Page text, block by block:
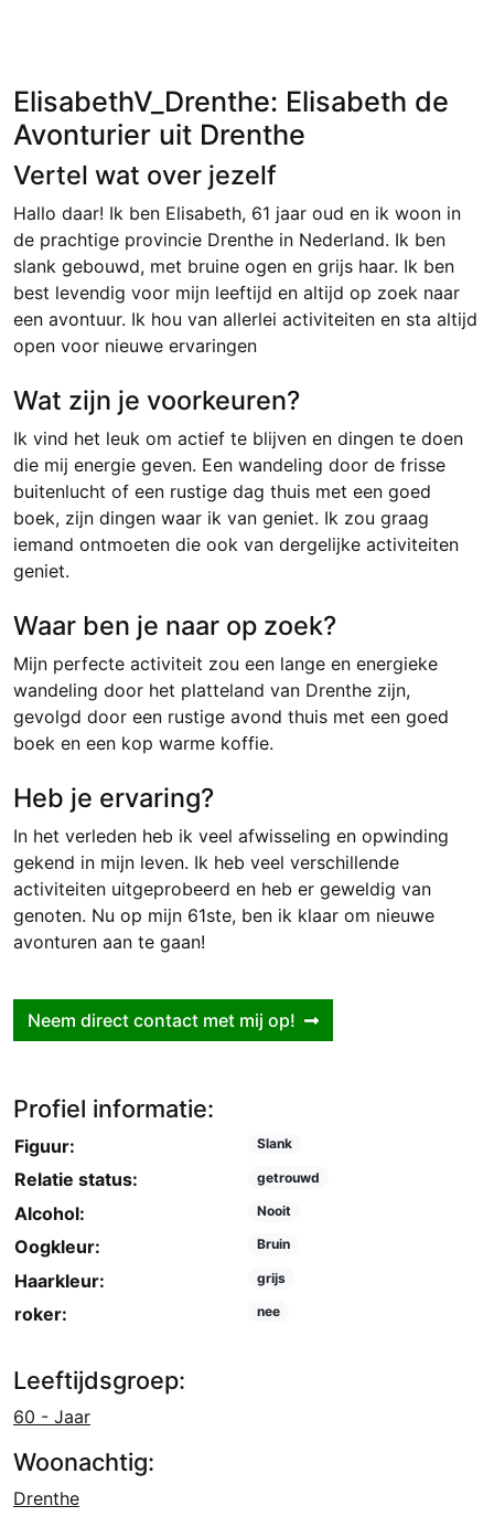
ElisabethV_Drenthe: Elisabeth de
Avonturier uit Drenthe
Vertel wat over jezelf
Hallo daar! Ik ben Elisabeth, 61 jaar oud en ik woon in
de prachtige provincie Drenthe in Nederland. Ik ben
slank gebouwd, met bruine ogen en grijs haar. Ik ben
best levendig voor mijn leeftijd en altijd op zoek naar
een avontuur. Ik hou van allerlei activiteiten en sta altijd
open voor nieuwe ervaringen
Wat zijn je voorkeuren?
Ik vind het leuk om actief te blijven en dingen te doen
die mij energie geven. Een wandeling door de frisse
buitenlucht of een rustige dag thuis met een goed
boek, zijn dingen waar ik van geniet. Ik zou graag
iemand ontmoeten die ook van dergelijke activiteiten
geniet.
Waar ben je naar op zoek?
Mijn perfecte activiteit zou een lange en energieke
wandeling door het platteland van Drenthe zijn,
gevolgd door een rustige avond thuis met een goed
boek en een kop warme koffie.
Heb je ervaring?
In het verleden heb ik veel afwisseling en opwinding
gekend in mijn leven. Ik heb veel verschillende
activiteiten uitgeprobeerd en heb er geweldig van
genoten. Nu op mijn 61ste, ben ik klaar om nieuwe
avonturen aan te gaan!
Neem direct contact met mij op!
Profiel informatie:
Figuur: Slank
Relatie status: getrouwd
Alcohol: Nooit
Oogkleur: Bruin
Haarkleur: grijs
roker: nee
Leeftijdsgroep:
60 - Jaar
Woonachtig:
Drenthe